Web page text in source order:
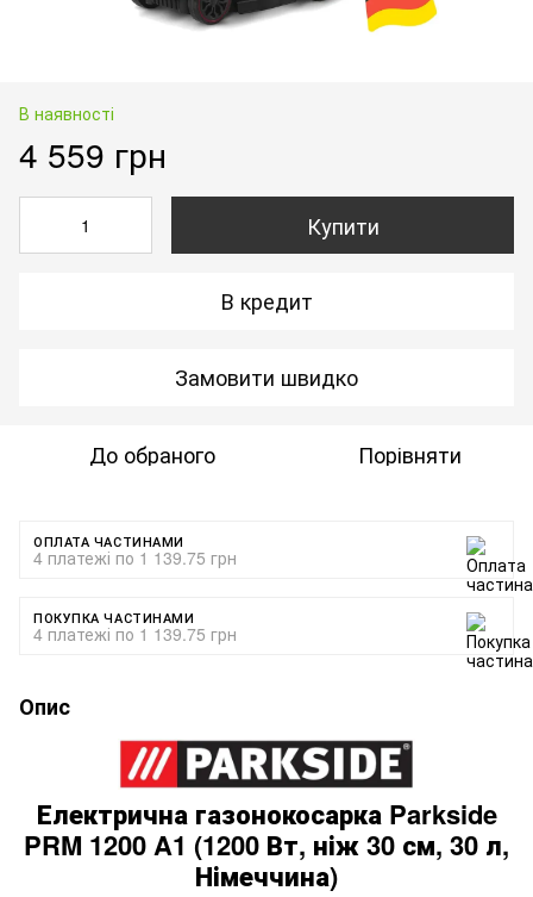
В наявності
4 559 грн
Купити
В кредит
Замовити швидко
До обраного Порівняти
ОПЛАТА ЧАСТИНАМИ
4 платежі по 1 139.75 грн
ПОКУПКА ЧАСТИНАМИ
4 платежі по 1 139.75 грн
Опис
Електрична газонокосарка Parkside
PRM 1200 A1 (1200 Вт, ніж 30 см, 30 л,
Німеччина)